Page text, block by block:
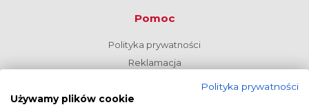
Pomoc
Polityka prywatności
Reklamacja
Polityka prywatności
Używamy plików cookie